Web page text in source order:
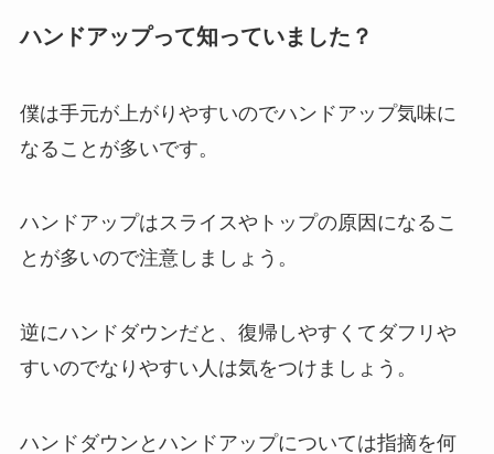
ハンドアップって知っていました？
僕は手元が上がりやすいのでハンドアップ気味に
なることが多いです。
ハンドアップはスライスやトップの原因になるこ
とが多いので注意しましょう。
逆にハンドダウンだと、復帰しやすくてダフリや
すいのでなりやすい人は気をつけましょう。
ハンドダウンとハンドアップについては指摘を何